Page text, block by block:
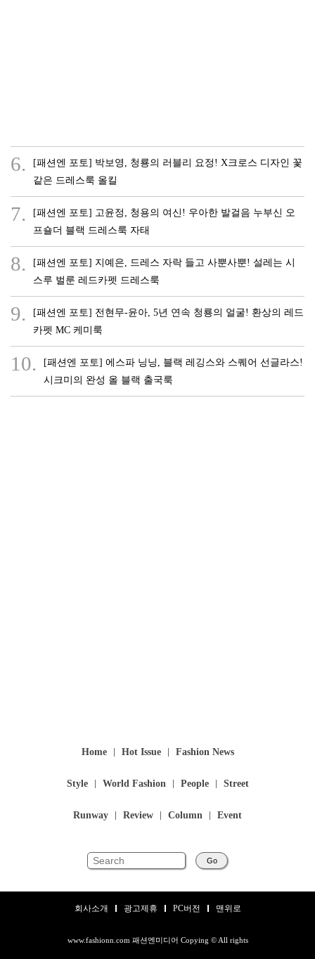
6.
[패션엔 포토] 박보영, 청룡의 러블리 요정! X크로스 디자인 꽃
같은 드레스룩 올킬
7.
[패션엔 포토] 고윤정, 청용의 여신! 우아한 발걸음 누부신 오
프숄더 블랙 드레스룩 자태
8.
[패션엔 포토] 지예은, 드레스 자락 들고 사뿐사뿐! 설레는 시
스루 벌룬 레드카펫 드레스룩
9.
[패션엔 포토] 전현무-윤아, 5년 연속 청룡의 얼굴! 환상의 레드
카펫 MC 케미룩
10.
[패션엔 포토] 에스파 닝닝, 블랙 레깅스와 스퀘어 선글라스!
시크미의 완성 올 블랙 출국룩
Home Hot Issue Fashion News
Style World Fashion People Street
Runway Review Column Event
Go
회사소개 광고제휴 PC버전 맨위로
www.fashionn.com 패션엔미디어 Copying © All rights